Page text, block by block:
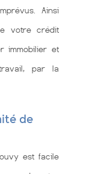
Ainsi
votre crédit
immobilier et
par la
de
est facile